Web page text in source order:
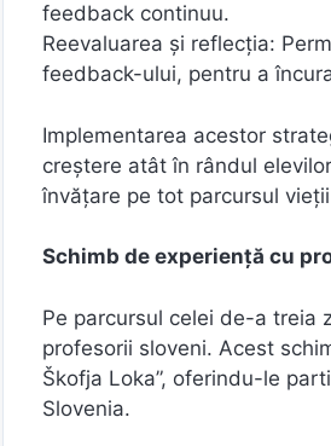
feedback continuu.
Reevaluarea și reflecția:
feedback-ului, pentru a
Implementarea acestor
creștere atât în rândul
învățare pe tot parcursul
Schimb de experiență cu
Pe parcursul celei de-a treia
profesorii sloveni. Acest
Škofja Loka”, oferindu-le
Slovenia.